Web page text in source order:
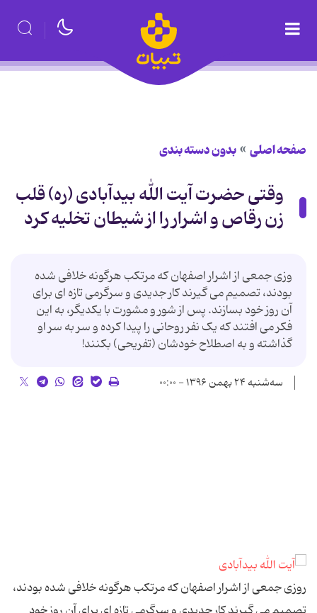
صفحه اصلی بدون دسته بندی
وقتی حضرت آیت الله بیدآبادی (ره) قلب
زن رقاص و اشرار را از شیطان تخلیه کرد
وزی جمعی از اشرار اصفهان که مرتکب هرگونه خلافی شده
بودند، تصمیم می گیرند کار جدیدی و سرگرمی تازه ای برای
آن روز خود بسازند. پس از شور و مشورت با یکدیگر، به این
فکر می افتند که یک نفر روحانی را پیدا کرده و سر به سر او
گذاشته و به اصطلاح خودشان (تفریحی) بکنند!
سه‌شنبه ۲۴ بهمن ۱۳۹۶ - ۰۰:۰۰
روزی جمعی از اشرار اصفهان که مرتکب هرگونه خلافی شده بودند،